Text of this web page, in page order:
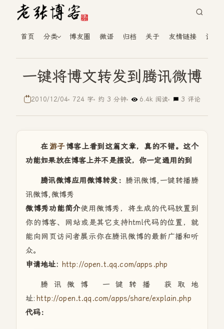
首页 分类 博友圈 微语 归档 关于 友情链接 读者
一键将博文转发到腾讯微博
2010/12/04 724 字 约 3 分钟 6.4k 阅读 3 评论
在游子博客上看到这篇文章，真的不错。这个
功能如果放在博客上并不是摆设，你一定通用的到
腾讯微博应用微博转发： 腾讯微博,一键转播腾
讯微博,微博秀
微博秀功能简介使用微博秀，将生成的代码放置到
你的博客、网站或是其它支持html代码的位置，就
能向网页访问者展示你在腾讯微博的最新广播和听
众。
申请地址: http://open.t.qq.com/apps.php
腾讯微博 一键转播 获取地
址: http://open.t.qq.com/apps/share/explain.php
代码：